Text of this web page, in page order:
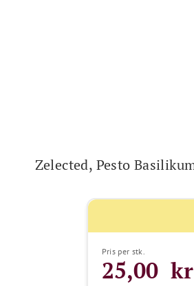
Zelected, Pesto
Pris per stk.
25,00